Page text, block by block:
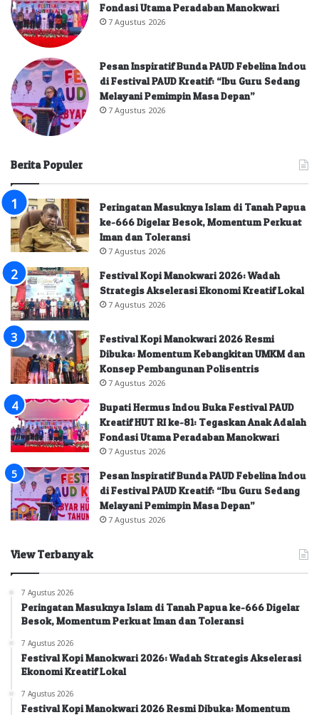
Fondasi Utama Peradaban Manokwari
7 Agustus 2026
Pesan Inspiratif Bunda PAUD Febelina Indou
di Festival PAUD Kreatif: “Ibu Guru Sedang
Melayani Pemimpin Masa Depan”
7 Agustus 2026
Berita Populer
Peringatan Masuknya Islam di Tanah Papua
ke-666 Digelar Besok, Momentum Perkuat
Iman dan Toleransi
7 Agustus 2026
Festival Kopi Manokwari 2026: Wadah
Strategis Akselerasi Ekonomi Kreatif Lokal
7 Agustus 2026
Festival Kopi Manokwari 2026 Resmi
Dibuka: Momentum Kebangkitan UMKM dan
Konsep Pembangunan Polisentris
7 Agustus 2026
Bupati Hermus Indou Buka Festival PAUD
Kreatif HUT RI ke-81: Tegaskan Anak Adalah
Fondasi Utama Peradaban Manokwari
7 Agustus 2026
Pesan Inspiratif Bunda PAUD Febelina Indou
di Festival PAUD Kreatif: “Ibu Guru Sedang
Melayani Pemimpin Masa Depan”
7 Agustus 2026
View Terbanyak
7 Agustus 2026
Peringatan Masuknya Islam di Tanah Papua ke-666 Digelar
Besok, Momentum Perkuat Iman dan Toleransi
7 Agustus 2026
Festival Kopi Manokwari 2026: Wadah Strategis Akselerasi
Ekonomi Kreatif Lokal
7 Agustus 2026
Festival Kopi Manokwari 2026 Resmi Dibuka: Momentum